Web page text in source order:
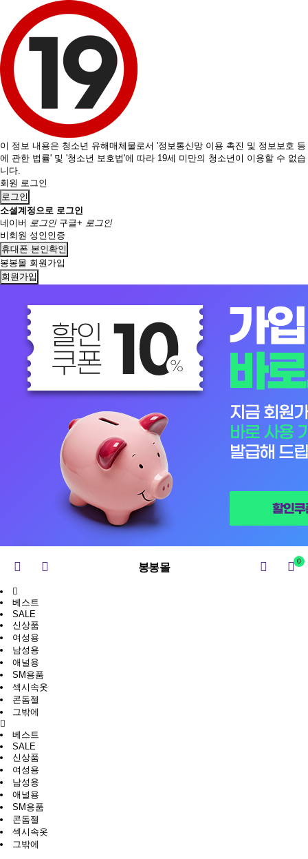
이 정보 내용은 청소년 유해매체물로서 '정보통신망 이용 촉진 및 정보보호 등
에 관한 법률' 및 '청소년 보호법'에 따라 19세 미만의 청소년이 이용할 수 없습
니다.
회원 로그인
로그인
소셜계정으로 로그인
네이버 로그인 구글+ 로그인
비회원 성인인증
휴대폰 본인확인
봉봉몰 회원가입
회원가입
봉봉몰 0
베스트
SALE
신상품
여성용
남성용
애널용
SM용품
섹시속옷
콘돔젤
그밖에
베스트
SALE
신상품
여성용
남성용
애널용
SM용품
콘돔젤
섹시속옷
그밖에